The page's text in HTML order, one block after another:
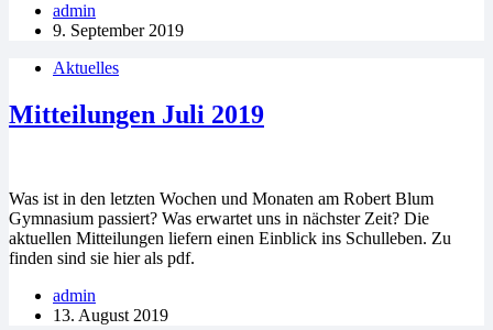
admin
9. September 2019
Aktuelles
Mitteilungen Juli 2019
Was ist in den letzten Wochen und Monaten am Robert Blum
Gymnasium passiert? Was erwartet uns in nächster Zeit? Die
aktuellen Mitteilungen liefern einen Einblick ins Schulleben. Zu
finden sind sie hier als pdf.
admin
13. August 2019